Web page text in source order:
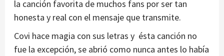
la canción favorita de muchos fans por ser tan
honesta y real con el mensaje que transmite.
Covi hace magia con sus letras y ésta canción no
fue la excepción, se abrió como nunca antes lo había